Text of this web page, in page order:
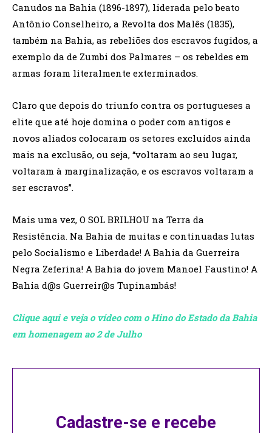
Canudos na Bahia (1896-1897), liderada pelo beato
Antônio Conselheiro, a Revolta dos Malês (1835),
também na Bahia, as rebeliões dos escravos fugidos, a
exemplo da de Zumbi dos Palmares – os rebeldes em
armas foram literalmente exterminados.
Claro que depois do triunfo contra os portugueses a
elite que até hoje domina o poder com antigos e
novos aliados colocaram os setores excluídos ainda
mais na exclusão, ou seja, “voltaram ao seu lugar,
voltaram à marginalização, e os escravos voltaram a
ser escravos”.
Mais uma vez, O SOL BRILHOU na Terra da
Resistência. Na Bahia de muitas e continuadas lutas
pelo Socialismo e Liberdade! A Bahia da Guerreira
Negra Zeferina! A Bahia do jovem Manoel Faustino! A
Bahia d@s Guerreir@s Tupinambás!
Clique aqui e veja o vídeo com o Hino do Estado da Bahia
em homenagem ao 2 de Julho
Cadastre-se e recebe